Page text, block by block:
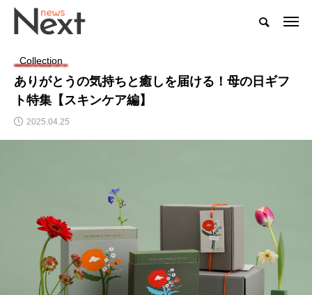
Collection
ありがとうの気持ちと癒しを届ける！母の日ギフ
ト特集【スキンケア編】
2025.04.25